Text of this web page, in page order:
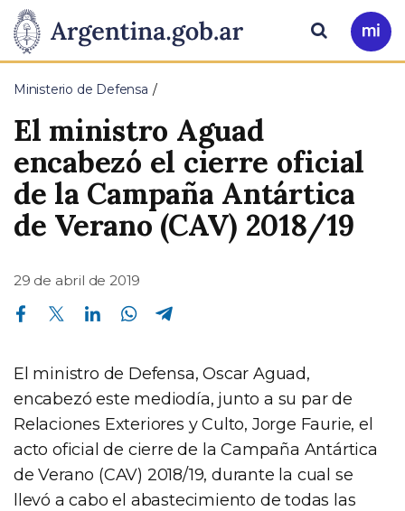
Presidencia
de
la
Nación
Pasar al contenido principal
Ir
a
Buscar
Ministerio de Defensa
El ministro Aguad
encabezó el cierre oficial
de la Campaña Antártica
de Verano (CAV) 2018/19
29 de abril de 2019
Compartir en Facebook Compartir en Twitter Compartir en Linkedin Compartir en Whatsapp
El ministro de Defensa, Oscar Aguad,
encabezó este mediodía, junto a su par de
Relaciones Exteriores y Culto, Jorge Faurie, el
acto oficial de cierre de la Campaña Antártica
de Verano (CAV) 2018/19, durante la cual se
llevó a cabo el abastecimiento de todas las